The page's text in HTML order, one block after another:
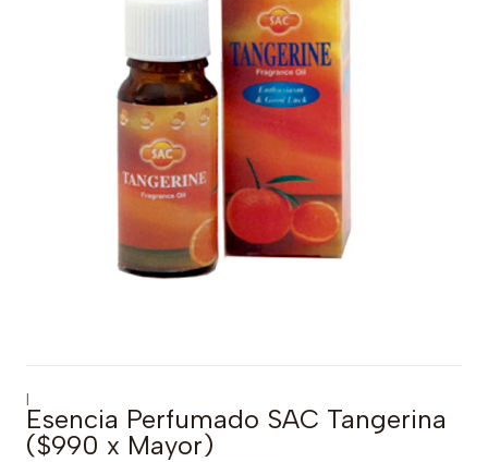
|
Esencia Perfumado SAC Tangerina
($990 x Mayor)